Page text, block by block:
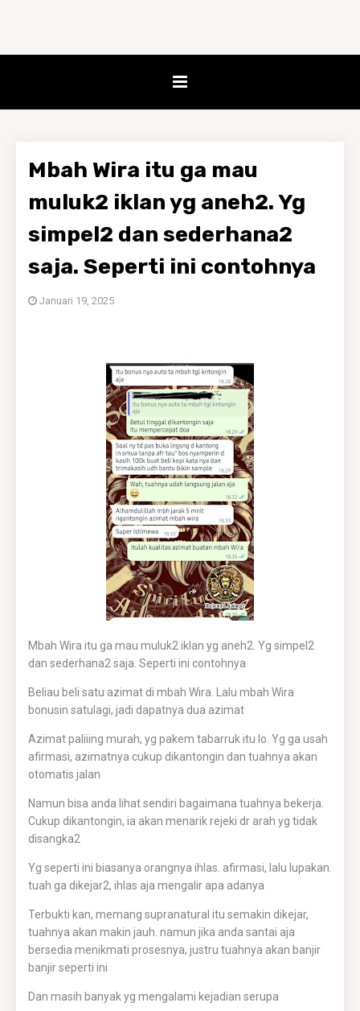
Mbah Wira itu ga mau
muluk2 iklan yg aneh2. Yg
simpel2 dan sederhana2
saja. Seperti ini contohnya
Januari 19, 2025
Mbah Wira itu ga mau muluk2 iklan yg aneh2. Yg simpel2
dan sederhana2 saja. Seperti ini contohnya
Beliau beli satu azimat di mbah Wira. Lalu mbah Wira
bonusin satulagi, jadi dapatnya dua azimat
Azimat paliiing murah, yg pakem tabarruk itu lo. Yg ga usah
afirmasi, azimatnya cukup dikantongin dan tuahnya akan
otomatis jalan
Namun bisa anda lihat sendiri bagaimana tuahnya bekerja.
Cukup dikantongin, ia akan menarik rejeki dr arah yg tidak
disangka2
Yg seperti ini biasanya orangnya ihlas. afirmasi, lalu lupakan.
tuah ga dikejar2, ihlas aja mengalir apa adanya
Terbukti kan, memang supranatural itu semakin dikejar,
tuahnya akan makin jauh. namun jika anda santai aja
bersedia menikmati prosesnya, justru tuahnya akan banjir
banjir seperti ini
Dan masih banyak yg mengalami kejadian serupa